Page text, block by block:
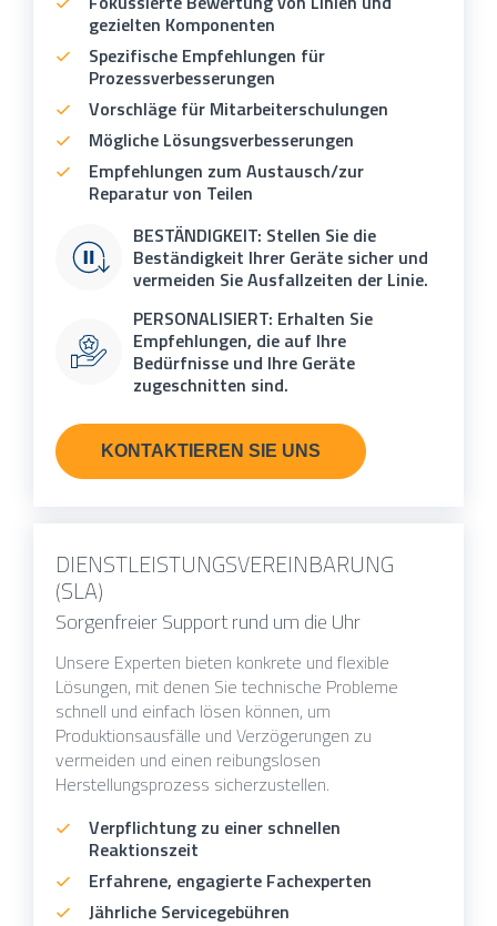
gezielten Komponenten
Spezifische Empfehlungen für
Prozessverbesserungen
Vorschläge für Mitarbeiterschulungen
Mögliche Lösungsverbesserungen
Empfehlungen zum Austausch/zur
Reparatur von Teilen
BESTÄNDIGKEIT: Stellen Sie die
Beständigkeit Ihrer Geräte sicher und
vermeiden Sie Ausfallzeiten der Linie.
PERSONALISIERT: Erhalten Sie
Empfehlungen, die auf Ihre
Bedürfnisse und Ihre Geräte
zugeschnitten sind.
KONTAKTIEREN SIE UNS
DIENSTLEISTUNGSVEREINBARUNG
(SLA)
Sorgenfreier Support rund um die Uhr
Unsere Experten bieten konkrete und flexible
Lösungen, mit denen Sie technische Probleme
schnell und einfach lösen können, um
Produktionsausfälle und Verzögerungen zu
vermeiden und einen reibungslosen
Herstellungsprozess sicherzustellen.
Verpflichtung zu einer schnellen
Reaktionszeit
Erfahrene, engagierte Fachexperten
Jährliche Servicegebühren